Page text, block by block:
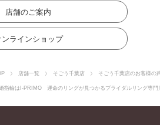
店舗のご案内
ンラインショップ
店舗一覧 そごう千葉店 そごう千葉店のお客様の
指輪はI-PRIMO 運命のリングが見つかるブライダルリング専